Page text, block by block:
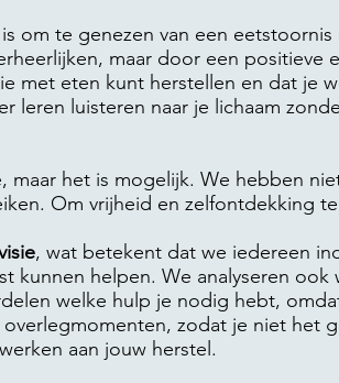
om te genezen van een
maar door een positieve
met eten kunt herstellen en dat je
leren luisteren naar je lichaam
maar het is mogelijk. We hebben
Om vrijheid en zelfontdekking te
, wat betekent dat we iedereen
kunnen helpen. We analyseren
welke hulp je nodig hebt,
zodat je niet het
aan jouw herstel.